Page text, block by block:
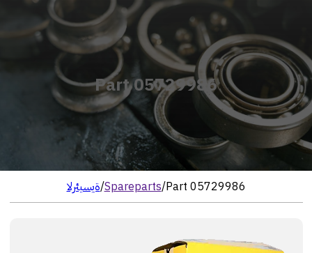
Part 05729986
الرئيسية/Spareparts/Part 05729986